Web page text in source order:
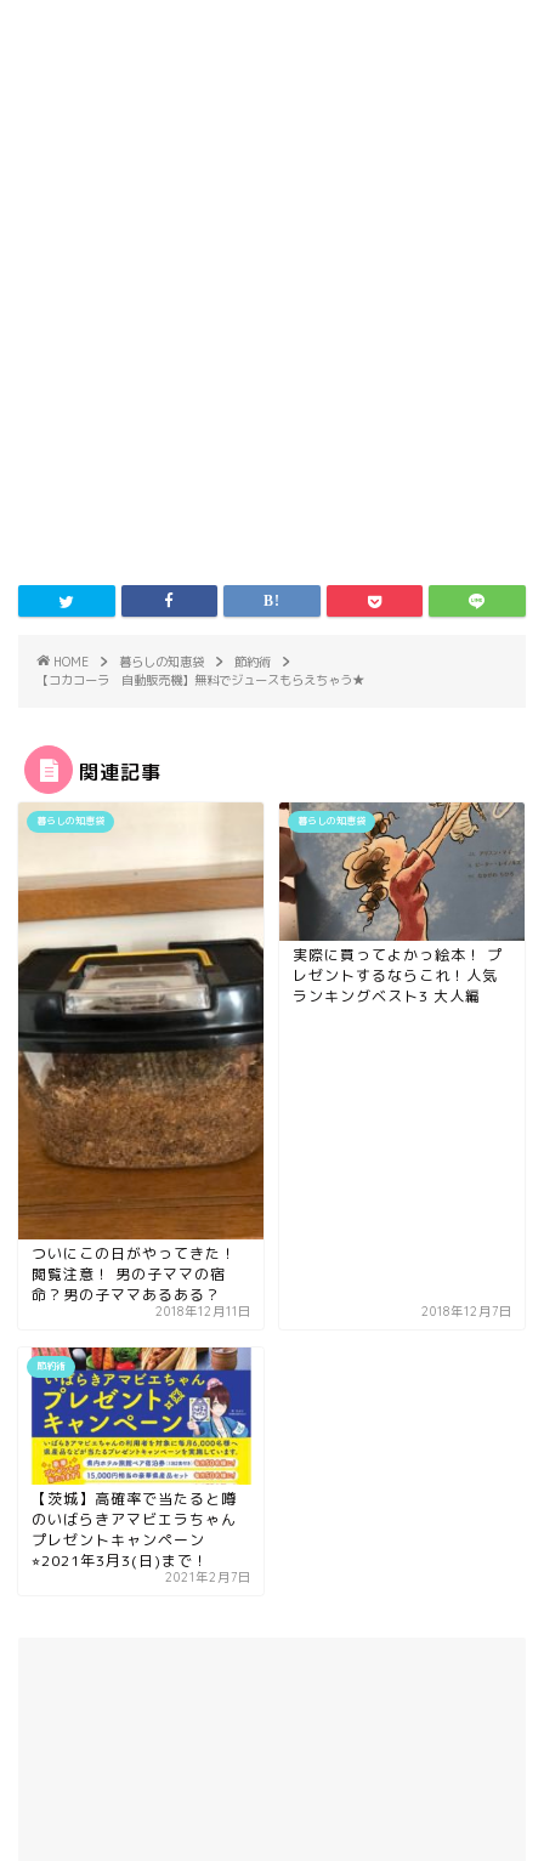
HOME 暮らしの知恵袋
節約術
【コカコーラ 自動販売機】無料でジュースもらえちゃう★
関連記事
暮らしの知恵袋
ついにこの日がやってきた！
閲覧注意！ 男の子ママの宿
命？男の子ママあるある？
2018年12月11日
暮らしの知恵袋
実際に買ってよかっ絵本！ プ
レゼントするならこれ！人気
ランキングベスト3 大人編
2018年12月7日
節約術
【茨城】高確率で当たると噂
のいばらきアマビエラちゃん
プレゼントキャンペーン
⭐︎2021年3月3(日)まで！
2021年2月7日